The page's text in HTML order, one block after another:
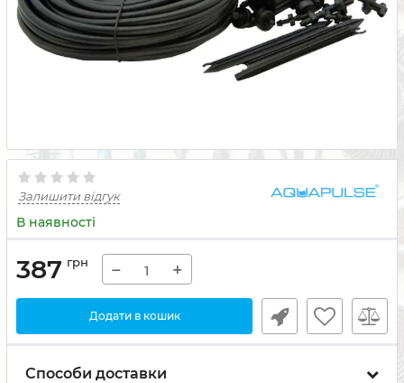
Залишити відгук
В наявності
387 грн − +
Додати в кошик
Способи доставки